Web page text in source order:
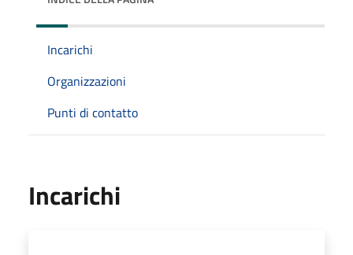
Incarichi
Organizzazioni
Punti di contatto
Incarichi